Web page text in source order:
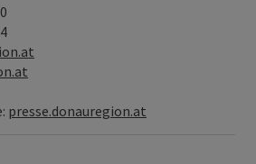
presse.donauregion.at